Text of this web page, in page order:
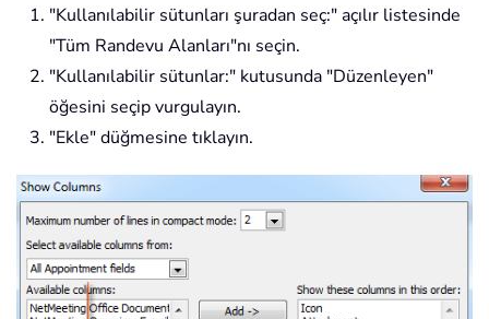
"Kullanılabilir sütunları şuradan seç:" açılır listesinde
"Tüm Randevu Alanları"nı seçin.
"Kullanılabilir sütunlar:" kutusunda "Düzenleyen"
öğesini seçip vurgulayın.
"Ekle" düğmesine tıklayın.